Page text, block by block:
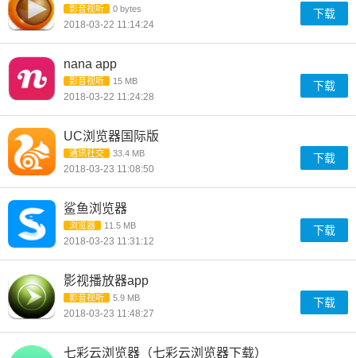
影音视听 0 bytes
2018-03-22 11:14:24
下载
nana app
影音视听 15 MB
2018-03-22 11:24:28
下载
UC浏览器国际版
通讯社交 33.4 MB
2018-03-23 11:08:50
下载
鲨鱼浏览器
浏览器 11.5 MB
2018-03-23 11:31:12
下载
影视播放器app
影音视听 5.9 MB
2018-03-23 11:48:27
下载
七彩云浏览器（七彩云浏览器下载）